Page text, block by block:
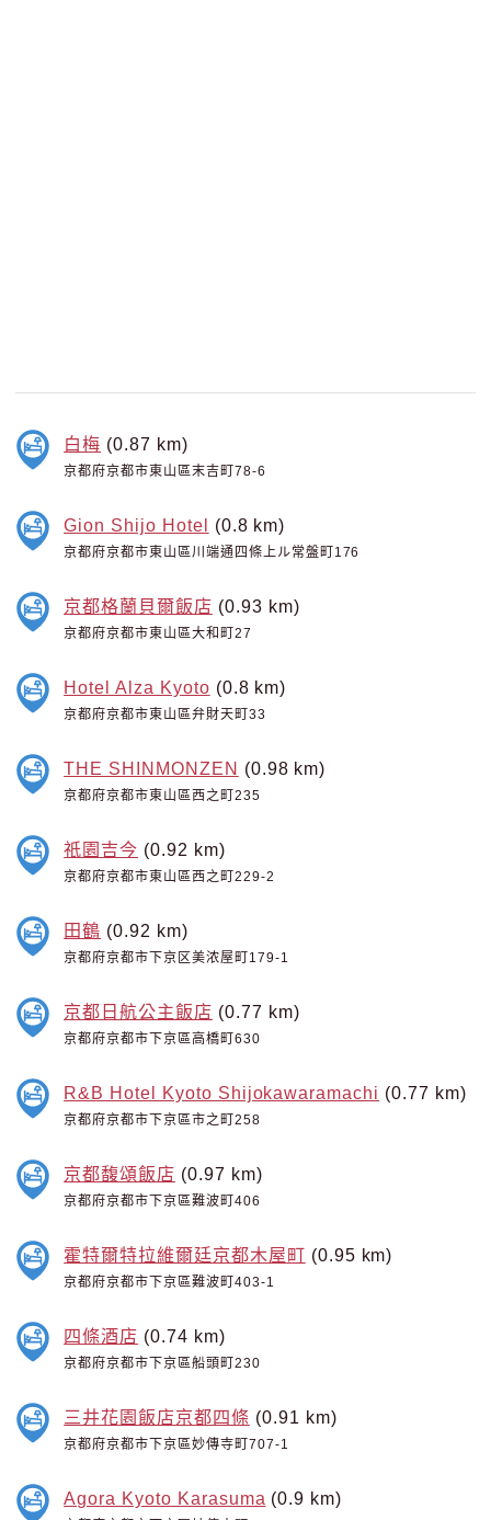
白梅 (0.87 km)
京都府京都市東山區末吉町78-6
Gion Shijo Hotel (0.8 km)
京都府京都市東山區川端通四條上ル常盤町176
京都格蘭貝爾飯店 (0.93 km)
京都府京都市東山區大和町27
Hotel Alza Kyoto (0.8 km)
京都府京都市東山區弁財天町33
THE SHINMONZEN (0.98 km)
京都府京都市東山區西之町235
祇園吉今 (0.92 km)
京都府京都市東山區西之町229-2
田鶴 (0.92 km)
京都府京都市下京区美浓屋町179-1
京都日航公主飯店 (0.77 km)
京都府京都市下京區高橋町630
R&B Hotel Kyoto Shijokawaramachi (0.77 km)
京都府京都市下京區市之町258
京都馥頌飯店 (0.97 km)
京都府京都市下京區難波町406
霍特爾特拉維爾廷京都木屋町 (0.95 km)
京都府京都市下京區難波町403-1
四條酒店 (0.74 km)
京都府京都市下京區船頭町230
三井花園飯店京都四條 (0.91 km)
京都府京都市下京區妙傳寺町707-1
Agora Kyoto Karasuma (0.9 km)